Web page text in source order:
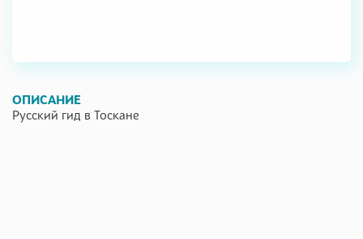
ОПИСАНИЕ
Русский гид в Тоскане